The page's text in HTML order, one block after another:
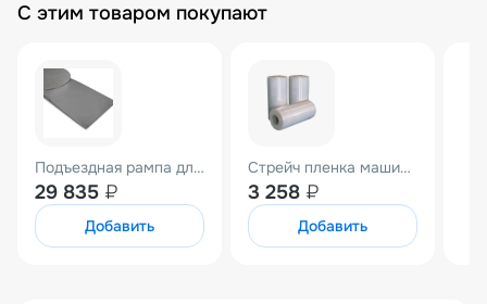
С этим товаром покупают
Подъездная рампа для HL-1650 Economical
29 835 ₽
Добавить
Стрейч пленка машинная 500мм*27мкм (вес нетто 15кг) прозрачная Престрейч 220%
3 258 ₽
Добавить